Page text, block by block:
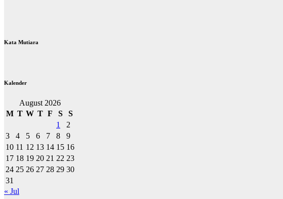
Kata Mutiara
Kalender
August 2026
M T W T F S
S
1
2
3
4 5 6 7 8
9
10 11 12 13 14 15 16
17 18 19 20 21 22 23
24 25 26 27 28 29 30
31
« Jul